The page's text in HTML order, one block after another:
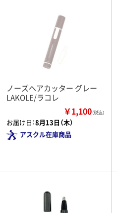
ノーズヘアカッター グレー
LAKOLE/ラコレ
￥1,100（税込）
お届け日：8月13日（木）
アスクル在庫商品